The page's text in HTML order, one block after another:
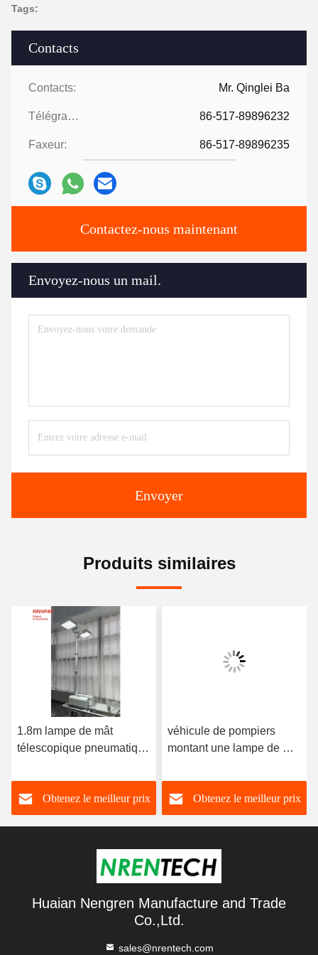
Contacts
Contacts: Mr. Qinglei Ba
Télégramme: 86-517-89896232
Faxeur: 86-517-89896235
Contactez-nous maintenant
Envoyez-nous un mail.
Envoyer
Tags:
Produits similaires
1.8m lampe de mât
télescopique pneumatique
pompiers, tour lumineuse
d'inclinaison, tour
lumineuse de mât
Obtenez le meilleur prix
véhicule de pompiers
montant une lampe de mât
de 1,8 m montée sur le
toit-NR-R1800-240
Obtenez le meilleur prix
Huaian Nengren Manufacture and Trade
Co.,Ltd.
sales@nrentech.com